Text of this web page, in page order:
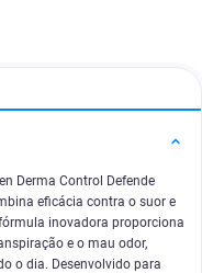
Derma Control Defende
eficácia contra o suor e
inovadora proporciona
e o mau odor,
o dia. Desenvolvido para